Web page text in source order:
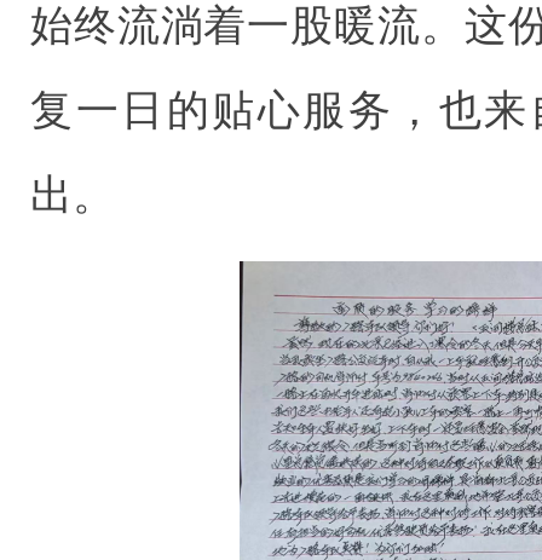
始终流淌着一股暖流。这
复一日的贴心服务，也
出。